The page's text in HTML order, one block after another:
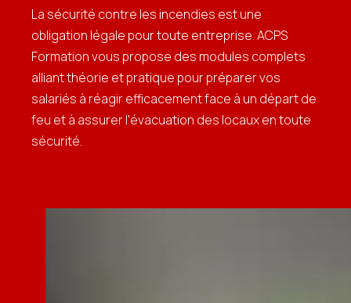
La sécurité contre les incendies est une
obligation légale pour toute entreprise. ACPS
Formation vous propose des modules complets
alliant théorie et pratique pour préparer vos
salariés à réagir efficacement face à un départ de
feu et à assurer l'évacuation des locaux en toute
sécurité.